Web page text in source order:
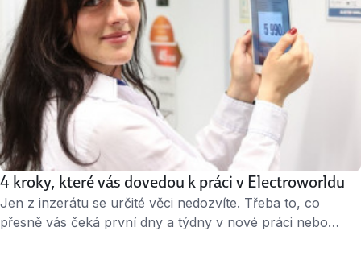
4 kroky, které vás dovedou k práci v Electroworldu
Jen z inzerátu se určité věci nedozvíte. Třeba to, co
přesně vás čeká první dny a týdny v nové práci nebo